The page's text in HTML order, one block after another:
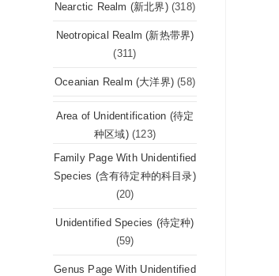
Nearctic Realm (新北界) (318)
Neotropical Realm (新热带界)
(311)
Oceanian Realm (大洋界) (58)
Area of Unidentification (待定
种区域) (123)
Family Page With Unidentified
Species (含有待定种的科目录)
(20)
Unidentified Species (待定种)
(59)
Genus Page With Unidentified